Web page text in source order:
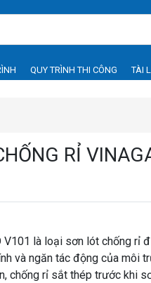
QUY TRÌNH THI CÔNG TÀI
RỈ
V101 là loại sơn lót chống rỉ
và ngăn tác động của môi
chống rỉ sắt thép trước khi